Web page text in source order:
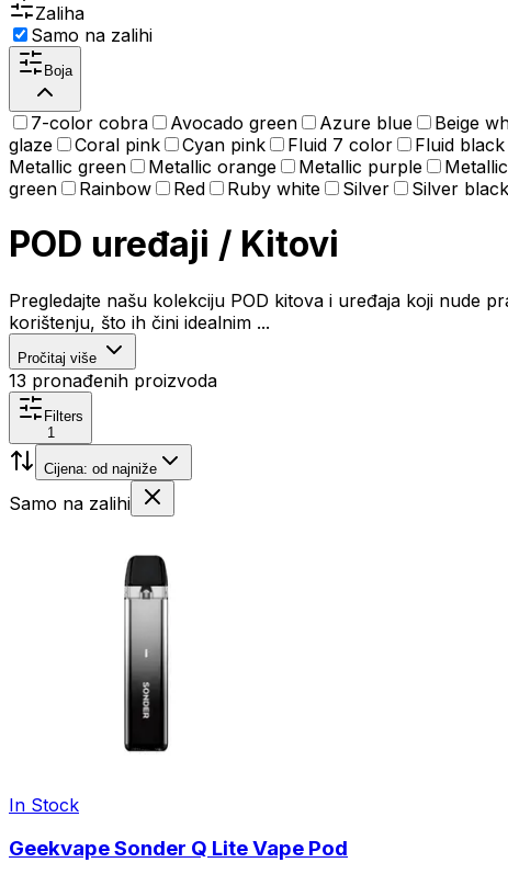
Zaliha
Samo na zalihi
Boja
7-color cobra Avocado green Azure blue Beige
glaze
Coral pink Cyan pink Fluid 7 color Fluid
Metallic green
Metallic orange Metallic purple
green
Rainbow Red Ruby white Silver Silver
POD uređaji / Kitovi
Pregledajte našu kolekciju POD kitova i uređaja koji nude
korištenju, što ih čini idealnim ...
Pročitaj više
13 pronađenih proizvoda
Filters
1
Cijena: od najniže
Samo na zalihi
In Stock
Geekvape Sonder Q Lite Vape Pod